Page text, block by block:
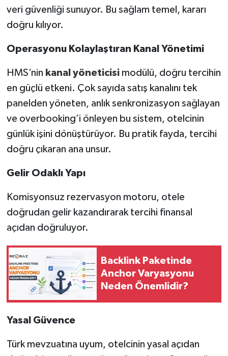
veri güvenliği sunuyor. Bu sağlam temel, kararı
doğru kılıyor.
Operasyonu Kolaylaştıran Kanal Yönetimi
HMS’nin kanal yöneticisimodülü, doğru tercihin
en güçlü etkeni. Çok sayıda satış kanalını tek
panelden yöneten, anlık senkronizasyon sağlayan
ve overbooking’i önleyen bu sistem, otelcinin
günlük işini dönüştürüyor. Bu pratik fayda, tercihi
doğru çıkaran ana unsur.
Gelir Odaklı Yapı
Komisyonsuz rezervasyon motoru, otele
doğrudan gelir kazandırarak tercihi finansal
açıdan doğruluyor.
Backlink Paketinde
Anchor Varyasyonu
Neden Önemlidir?
Yasal Güvence
Türk mevzuatına uyum, otelcinin yasal açıdan